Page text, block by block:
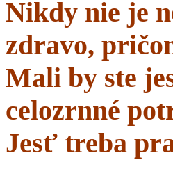
Nikdy nie je
zdravo,
Mali by ste
celozrnné
Jesť treba